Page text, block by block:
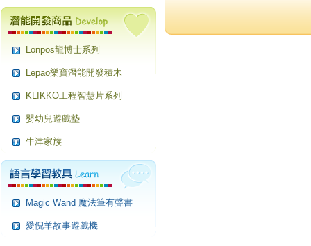
Lonpos龍博士系列
Lepao樂寶潛能開發積木
KLIKKO工程智慧片系列
嬰幼兒遊戲墊
牛津家族
Magic Wand 魔法筆有聲書
愛倪羊故事遊戲機